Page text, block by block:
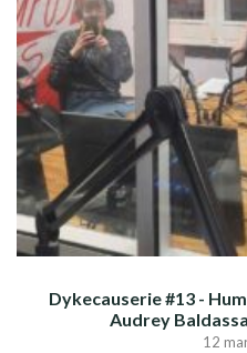
Dykecauserie #13 -
Audrey
12